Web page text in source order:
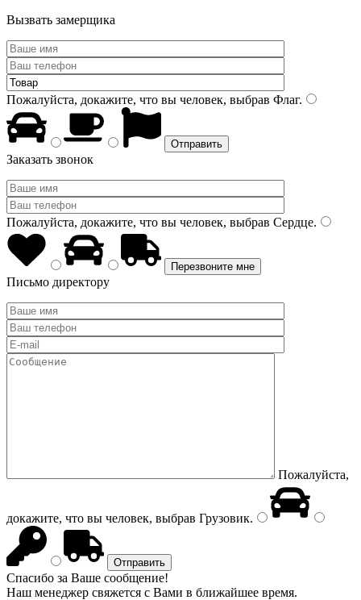
Вызвать замерщика
Пожалуйста, докажите, что вы человек, выбрав Флаг.
Заказать звонок
Пожалуйста, докажите, что вы человек, выбрав Сердце.
Письмо директору
Пожалуйста,
докажите, что вы человек, выбрав Грузовик.
Спасибо за Ваше сообщение!
Наш менеджер свяжется с Вами в ближайшее время.